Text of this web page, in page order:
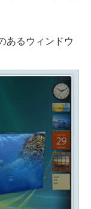
あるウィンドウ